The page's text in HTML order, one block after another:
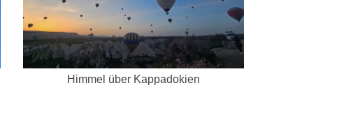
Himmel über Kappadokien